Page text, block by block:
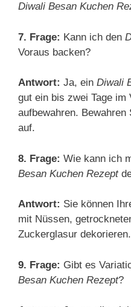
Diwali Besan Kuchen
7. Frage: Kann ich den
Voraus backen?
Antwort: Ja, ein Diwali
gut ein bis zwei Tage im
aufbewahren.
auf.
8. Frage: Wie kann ich
Besan Kuchen Rezept
Antwort: Sie können
mit Nüssen,
Zuckerglasur dekorieren.
9. Frage: Gibt es
Besan Kuchen Rezept?